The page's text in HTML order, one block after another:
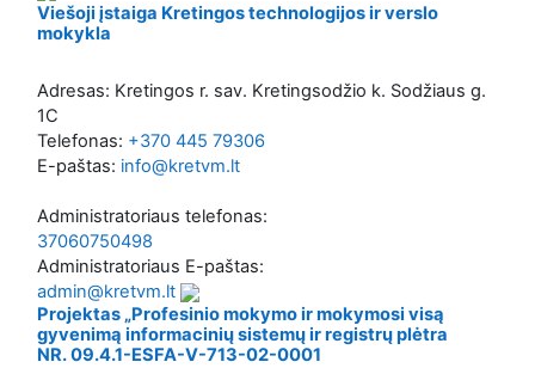
Viešoji įstaiga Kretingos technologijos ir verslo
mokykla
Adresas: Kretingos r. sav. Kretingsodžio k. Sodžiaus g.
1C
Telefonas: +370 445 79306
E-paštas: info@kretvm.lt
Administratoriaus telefonas:
37060750498
Administratoriaus E-paštas:
admin@kretvm.lt
Projektas „Profesinio mokymo ir mokymosi visą
gyvenimą informacinių sistemų ir registrų plėtra
NR. 09.4.1-ESFA-V-713-02-0001